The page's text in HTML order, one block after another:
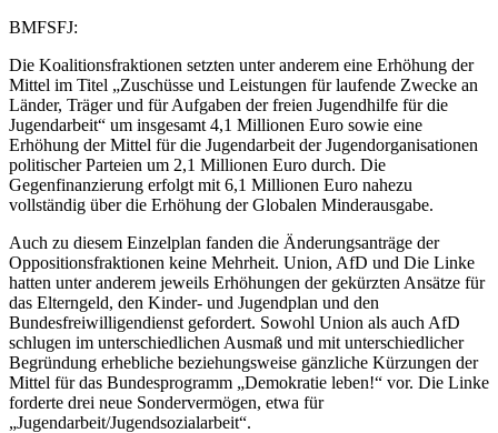
BMFSFJ:
Die Koalitionsfraktionen setzten unter anderem eine Erhöhung der
Mittel im Titel „Zuschüsse und Leistungen für laufende Zwecke an
Länder, Träger und für Aufgaben der freien Jugendhilfe für die
Jugendarbeit“ um insgesamt 4,1 Millionen Euro sowie eine
Erhöhung der Mittel für die Jugendarbeit der Jugendorganisationen
politischer Parteien um 2,1 Millionen Euro durch. Die
Gegenfinanzierung erfolgt mit 6,1 Millionen Euro nahezu
vollständig über die Erhöhung der Globalen Minderausgabe.
Auch zu diesem Einzelplan fanden die Änderungsanträge der
Oppositionsfraktionen keine Mehrheit. Union, AfD und Die Linke
hatten unter anderem jeweils Erhöhungen der gekürzten Ansätze für
das Elterngeld, den Kinder- und Jugendplan und den
Bundesfreiwilligendienst gefordert. Sowohl Union als auch AfD
schlugen im unterschiedlichen Ausmaß und mit unterschiedlicher
Begründung erhebliche beziehungsweise gänzliche Kürzungen der
Mittel für das Bundesprogramm „Demokratie leben!“ vor. Die Linke
forderte drei neue Sondervermögen, etwa für
„Jugendarbeit/Jugendsozialarbeit“.